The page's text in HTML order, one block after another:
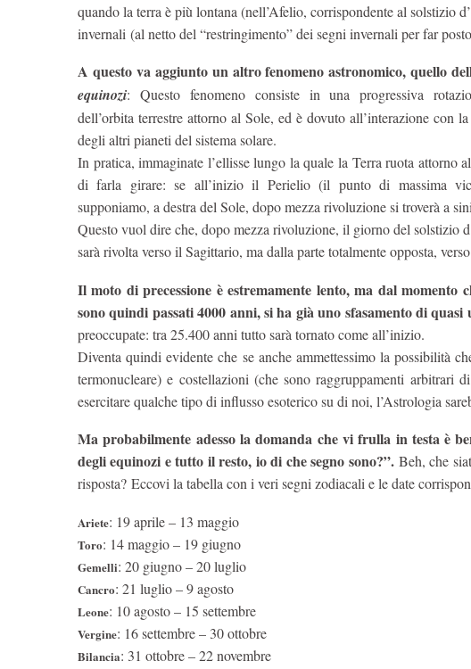
quando la terra è più lontana (nell’Afelio, corrispondente al solstizio
invernali (al netto del “restringimento” dei segni invernali per far
A questo va aggiunto un altro fenomeno astronomico, quello
equinozi: Questo fenomeno consiste in una progressiva
dell’orbita terrestre attorno al Sole, ed è dovuto all’interazione con
degli altri pianeti del sistema solare.
In pratica, immaginate l’ellisse lungo la quale la Terra ruota attorno
di farla girare: se all’inizio il Perielio (il punto di massima
supponiamo, a destra del Sole, dopo mezza rivoluzione si troverà a
Questo vuol dire che, dopo mezza rivoluzione, il giorno del solstizio
sarà rivolta verso il Sagittario, ma dalla parte totalmente opposta,
Il moto di precessione è estremamente lento, ma dal
sono quindi passati 4000 anni, si ha già uno sfasamento di quasi
preoccupate: tra 25.400 anni tutto sarà tornato come all’inizio.
Diventa quindi evidente che se anche ammettessimo la possibilità
termonucleare) e costellazioni (che sono raggruppamenti arbitrari
esercitare qualche tipo di influsso esoterico su di noi, l’Astrologia
Ma probabilmente adesso la domanda che vi frulla in testa è
degli equinozi e tutto il resto, io di che segno sono?”.Beh, che
risposta? Eccovi la tabella con i veri segni zodiacali e le date
Ariete: 19 aprile – 13 maggio
Toro: 14 maggio – 19 giugno
Gemelli: 20 giugno – 20 luglio
Cancro: 21 luglio – 9 agosto
Leone: 10 agosto – 15 settembre
Vergine: 16 settembre – 30 ottobre
Bilancia: 31 ottobre – 22 novembre